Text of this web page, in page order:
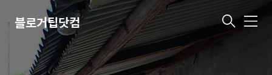
블로거팁닷컴 메